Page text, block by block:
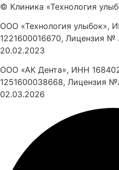
© Клиника «Технология
ООО «Технология улыбок»,
1221600016670, Лицензия №
20.02.2023
ООО «АК Дента», ИНН
1251600038668, Лицензия
02.03.2026